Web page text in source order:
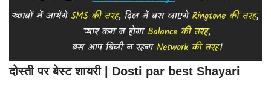
दोस्ती पर बेस्ट शायरी | Dosti par best Shayari